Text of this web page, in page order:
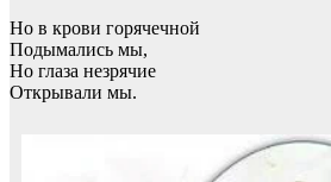
Но в крови горячечной
Подымались мы,
Но глаза незрячие
Открывали мы.